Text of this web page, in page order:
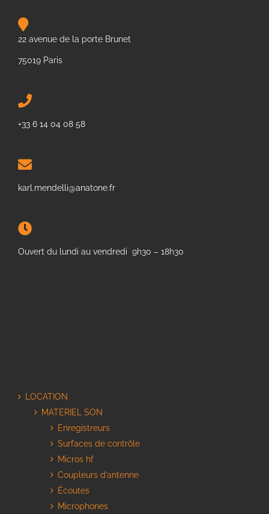
22 avenue de la porte Brunet
75019 Paris
+33 6 14 04 08 58
karl.mendelli@anatone.fr
Ouvert du lundi au vendredi 9h30 – 18h30
LOCATION
MATERIEL SON
Enregistreurs
Surfaces de contrôle
Micros hf
Coupleurs d’antenne
Écoutes
Microphones